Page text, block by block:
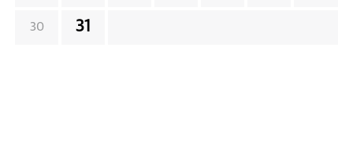
30 31